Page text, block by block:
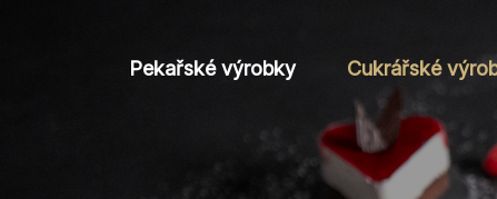
Pekařské výrobky Cukrářské